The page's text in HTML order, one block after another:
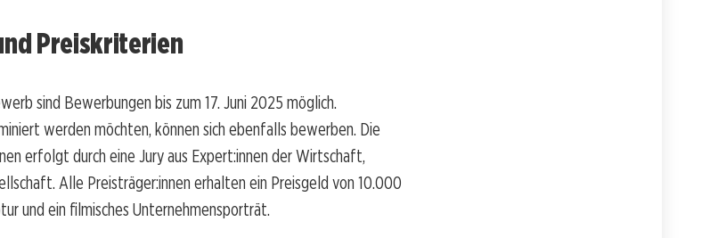
Preiskriterien
sind Bewerbungen bis zum 17. Juni 2025 möglich.
werden möchten, können sich ebenfalls bewerben. Die
erfolgt durch eine Jury aus Expert:innen der Wirtschaft,
Alle Preisträger:innen erhalten ein Preisgeld von 10.000
und ein filmisches Unternehmensporträt.